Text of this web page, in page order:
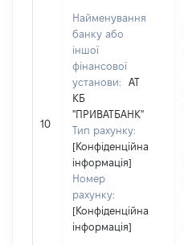
10
Найменування
банку або
іншої
фінансової
установи:
АТ
КБ
"ПРИВАТБАНК"
Тип рахунку:
[Конфіденційна
інформація]
Номер
рахунку:
[Конфіденційна
інформація]